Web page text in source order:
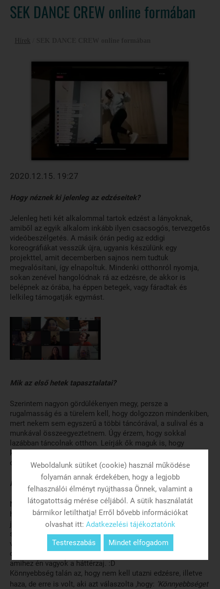
SEK DANCE CREW online formában
Hírek
2020.12.15. 19:27
Hogy néznek ki jelenleg az edzéseitek?
Jelenleg heti két alkalommal tartok edzést a lányoknak,
amiből az egyik alkalom inkább ilyen csacsogós, tervezgetős
videóbeszélgetés. A másik órán pedig az eddigi
koreográfiákat vesszük újra, ugyanis készülünk egy
projekttel, amit decemberben sajnos nem tudtuk
megvalósítani, így elnapoltuk. Mindenki otthonról nyomja,
sokan zenével hangolódnak rá az edzésre, de akkor is
belépnek az órába, ha éppen betegek, vagy fáradtak és
lelkileg támogatják egymást.
Mik az első hetek tapasztalatai?
Szerintem nagyon gördülékenyen megy, persze a
rugalmasság és a türelem kell, hogy dolgozzon mindenkiben,
mert nekem sem egyszerű a többi táncórával, a sulival és a
munkával összeegyeztetnem. Úgy érzem, hogy sokkal
lazábban táncolnak otthon. Leírják ők maguk is, hogy
kevesebb a gátlás a szobában, de maga a feeling meg az
órák hangulata és a társak nagyon hiányoznak.
Mi a nehézsége, illetve könnyebbsége ennek a helyzetnek?
Nehézsége számomra az, hogy nem látom őket, nekik pedig,
hogy pont ezért nincs egyből visszajelzés és nem tudom
javítani a hibákat. Fura érzés egyedül itthon a szobában
számolni és egy kis telefonképernyőnek magyarázni, a saját
vicceimen nevetni. Bízni abban, hogy a túloldalon ugyanúgy
dolgoznak és nem egy jó hamburgert esznek vacsorára,
amihez én vagyok a háttérzaj. :D
Könnyebbség talán az, hogy nem kell utazni edzésre, illetve
haza, de erre is volt, aki azt válaszolta ,hogy: ’Könnyebbséget
Mindet elfogadom
Testreszabás
Weboldalunk sütiket (cookie) használ működése
folyamán annak érdekében, hogy a legjobb
felhasználói élményt nyújthassa Önnek, valamint a
látogatottság mérése céljából. A sütik használatát
bármikor letilthatja! Erről bővebb információkat
olvashat itt: Adatkezelési tájékoztatónk